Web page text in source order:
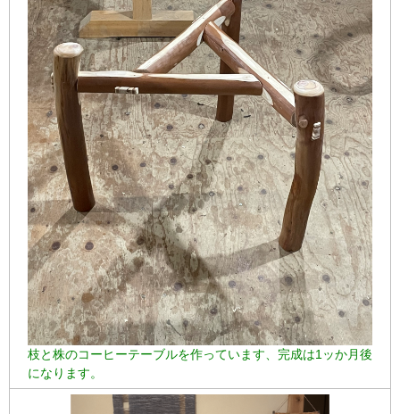
枝と株のコーヒーテーブルを作っています、完成は1ッか月後
になります。